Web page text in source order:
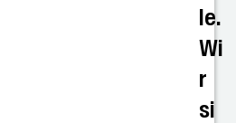
le.
Wi
r
si